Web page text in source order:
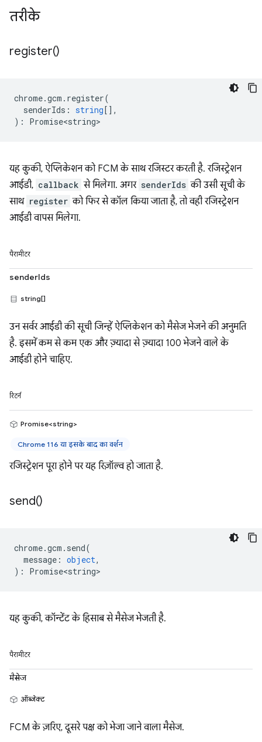
तरीके
register()
chrome.gcm . register(
senderIds : string[],
) : Promise<string>
यह कुकी, ऐप्लिकेशन को FCM के साथ रजिस्टर करती है. रजिस्ट्रेशन
आईडी, callback से मिलेगा. अगर senderIds की उसी सूची के
साथ register को फिर से कॉल किया जाता है, तो वही रजिस्ट्रेशन
आईडी वापस मिलेगा.
पैरामीटर
senderIds
string[]
उन सर्वर आईडी की सूची जिन्हें ऐप्लिकेशन को मैसेज भेजने की अनुमति
है. इसमें कम से कम एक और ज़्यादा से ज़्यादा 100 भेजने वाले के
आईडी होने चाहिए.
रिटर्न
Promise<string>
Chrome 116 या इसके बाद का वर्शन
रजिस्ट्रेशन पूरा होने पर यह रिज़ॉल्व हो जाता है.
send()
chrome.gcm . send(
message : object,
) : Promise<string>
यह कुकी, कॉन्टेंट के हिसाब से मैसेज भेजती है.
पैरामीटर
मैसेज
ऑब्जेक्ट
FCM के ज़रिए, दूसरे पक्ष को भेजा जाने वाला मैसेज.